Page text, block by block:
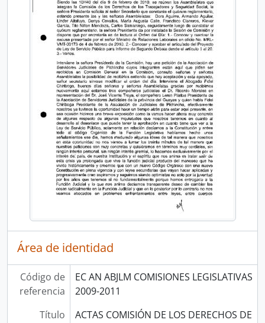
Área de identidad
Código de
referencia
EC AN ABJLM COMISIONES LEGISLATIVAS
2009-2011
Título
ACTAS COMISIÓN DE LOS DERECHOS DE